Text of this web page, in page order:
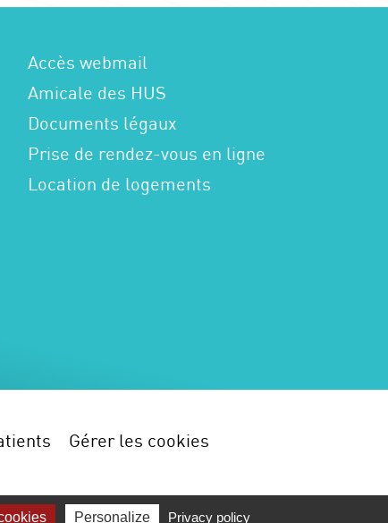
Accès webmail
Amicale des HUS
Documents légaux
Prise de rendez-vous en ligne
Location de logements
Gérer les cookies
Personalize Privacy policy